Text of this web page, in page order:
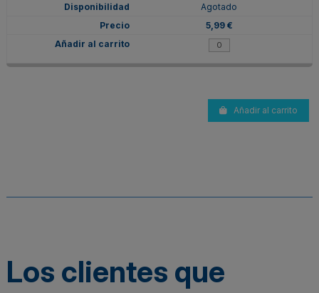
Agotado
5,99 €
Añadir al carrito
Los clientes que